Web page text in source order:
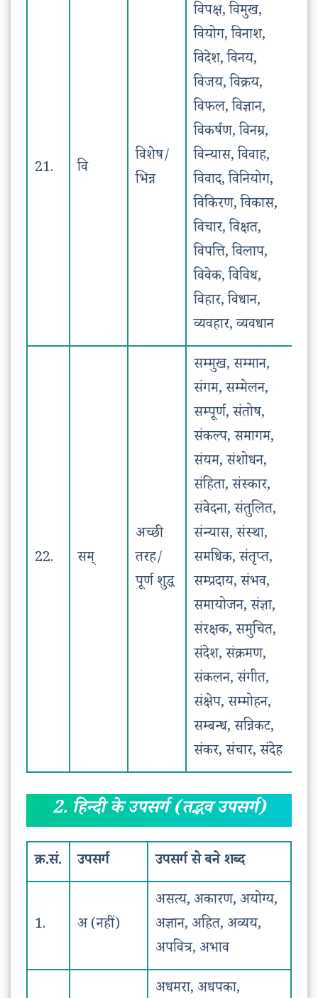
21. वि
विशेष/
भिन्न
विपक्ष, विमुख,
वियोग, विनाश,
विदेश, विनय,
विजय, विक्रय,
विफल, विज्ञान,
विकर्षण, विनम्र,
विन्यास, विवाह,
विवाद, विनियोग,
विकिरण, विकास,
विचार, विक्षत,
विपत्ति, विलाप,
विवेक, विविध,
विहार, विधान,
व्यवहार, व्यवधान
22. सम्
अच्छी
तरह/
पूर्ण शुद्ध
सम्मुख, सम्मान,
संगम, सम्मेलन,
सम्पूर्ण, संतोष,
संकल्प, समागम,
संयम, संशोधन,
संहिता, संस्कार,
संवेदना, संतुलित,
संन्यास, संस्था,
समधिक, संतृप्त,
सम्प्रदाय, संभव,
समायोजन, संज्ञा,
संरक्षक, समुचित,
संदेश, संक्रमण,
संकलन, संगीत,
संक्षेप, सम्मोहन,
सम्बन्ध, सन्निकट,
संकर, संचार, संदेह
2. हिन्दी के उपसर्ग (तद्भव उपसर्ग)
क्र.सं. उपसर्ग उपसर्ग से बने शब्द
1. अ (नहीं)
असत्य, अकारण, अयोग्य,
अज्ञान, अहित, अव्यय,
अपवित्र, अभाव
अधमरा, अधपका,